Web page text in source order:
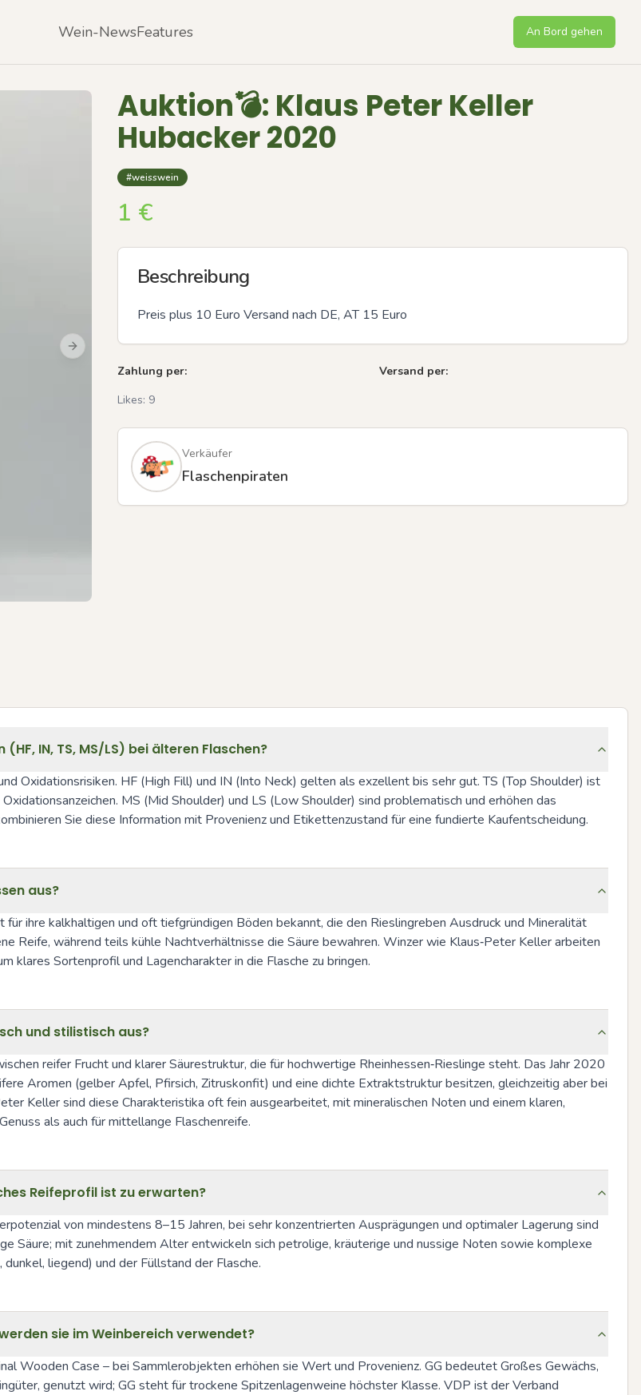
Wein-NewsFeatures An Bord gehen
Next slide
Auktion💣: Klaus Peter Keller
Hubacker 2020
#weisswein
1 €
Beschreibung
Preis plus 10 Euro Versand nach DE, AT 15 Euro
Zahlung per:
Versand per:
Likes: 9
Verkäufer
Flaschenpiraten
IN, TS, MS/LS) bei älteren Flaschen?
Oxidationsrisiken. HF (High Fill) und IN (Into Neck) gelten als exzellent bis sehr gut. TS (Top Shoulder) ist
MS (Mid Shoulder) und LS (Low Shoulder) sind problematisch und erhöhen das
Sie diese Information mit Provenienz und Etikettenzustand für eine fundierte Kaufentscheidung.
aus?
ihre kalkhaltigen und oft tiefgründigen Böden bekannt, die den Rieslingreben Ausdruck und Mineralität
Reife, während teils kühle Nachtverhältnisse die Säure bewahren. Winzer wie Klaus‑Peter Keller arbeiten
klares Sortenprofil und Lagencharakter in die Flasche zu bringen.
und stilistisch aus?
reifer Frucht und klarer Säurestruktur, die für hochwertige Rheinhessen‑Rieslinge steht. Das Jahr 2020
Aromen (gelber Apfel, Pfirsich, Zitruskonfit) und eine dichte Extraktstruktur besitzen, gleichzeitig aber bei
Keller sind diese Charakteristika oft fein ausgearbeitet, mit mineralischen Noten und einem klaren,
als auch für mittellange Flaschenreife.
Reifeprofil ist zu erwarten?
von mindestens 8–15 Jahren, bei sehr konzentrierten Ausprägungen und optimaler Lagerung sind
Säure; mit zunehmendem Alter entwickeln sich petrolige, kräuterige und nussige Noten sowie komplexe
liegend) und der Füllstand der Flasche.
sie im Weinbereich verwendet?
Wooden Case – bei Sammlerobjekten erhöhen sie Wert und Provenienz. GG bedeutet Großes Gewächs,
genutzt wird; GG steht für trockene Spitzenlagenweine höchster Klasse. VDP ist der Verband